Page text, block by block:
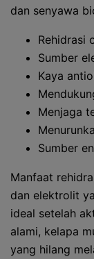
dan senyawa
Rehidrasi
Sumber
Kaya
Menjaga
Sumber
Manfaat
dan elektrolit
ideal setelah
alami, kelapa
yang hilang